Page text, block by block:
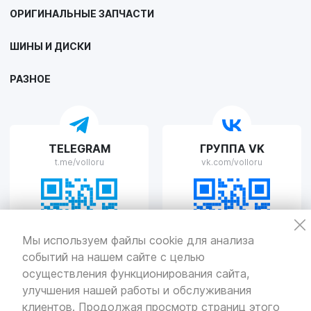
Мы используем файлы cookie для анализа
событий на нашем сайте с целью
осуществления функционирования сайта,
улучшения нашей работы и обслуживания
клиентов. Продолжая просмотр страниц этого
г. Липецк, улица Осипенко, д.8
VOLLO Рязань
г. Рязань, улица Островского, д.109/2
Пн-Пт с 9:00 до 20:00, Сб-Вс выходной
VOLLO Тверь
г. Тверь, проспект Николая Корыткова, 17А
Пн-Пт с 9:00 до 19:00 Сб-Вс с 10:00 до 19:00
ОРИГИНАЛЬНЫЕ ЗАПЧАСТИ
ШИНЫ И ДИСКИ
РАЗНОЕ
TELEGRAM
t.me/volloru
ГРУППА VK
vk.com/volloru
Политикаконфиденциальности